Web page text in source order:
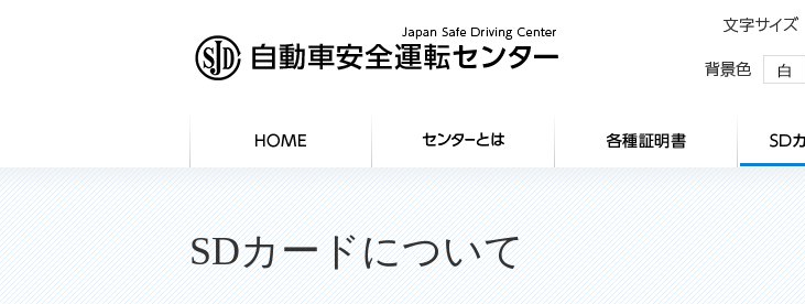
白
SDカードについて